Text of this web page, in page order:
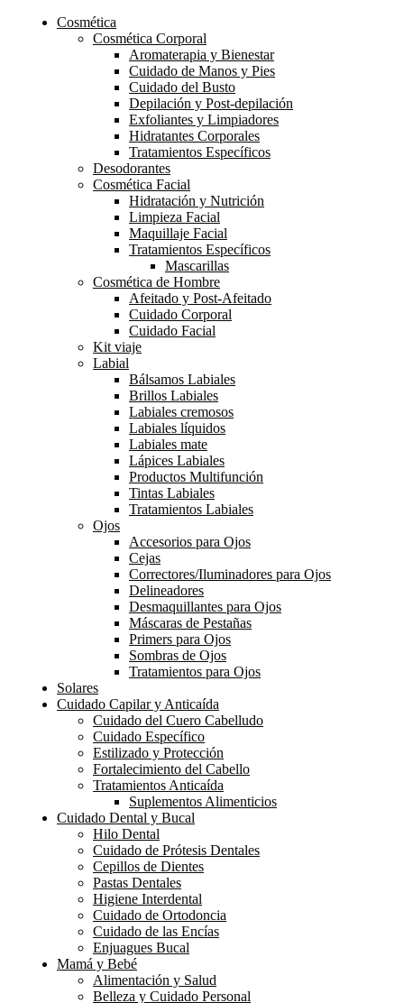
Cosmética
Cosmética Corporal
Aromaterapia y Bienestar
Cuidado de Manos y Pies
Cuidado del Busto
Depilación y Post-depilación
Exfoliantes y Limpiadores
Hidratantes Corporales
Tratamientos Específicos
Desodorantes
Cosmética Facial
Hidratación y Nutrición
Limpieza Facial
Maquillaje Facial
Tratamientos Específicos
Mascarillas
Cosmética de Hombre
Afeitado y Post-Afeitado
Cuidado Corporal
Cuidado Facial
Kit viaje
Labial
Bálsamos Labiales
Brillos Labiales
Labiales cremosos
Labiales líquidos
Labiales mate
Lápices Labiales
Productos Multifunción
Tintas Labiales
Tratamientos Labiales
Ojos
Accesorios para Ojos
Cejas
Correctores/Iluminadores para Ojos
Delineadores
Desmaquillantes para Ojos
Máscaras de Pestañas
Primers para Ojos
Sombras de Ojos
Tratamientos para Ojos
Solares
Cuidado Capilar y Anticaída
Cuidado del Cuero Cabelludo
Cuidado Específico
Estilizado y Protección
Fortalecimiento del Cabello
Tratamientos Anticaída
Suplementos Alimenticios
Cuidado Dental y Bucal
Hilo Dental
Cuidado de Prótesis Dentales
Cepillos de Dientes
Pastas Dentales
Higiene Interdental
Cuidado de Ortodoncia
Cuidado de las Encías
Enjuagues Bucal
Mamá y Bebé
Alimentación y Salud
Belleza y Cuidado Personal